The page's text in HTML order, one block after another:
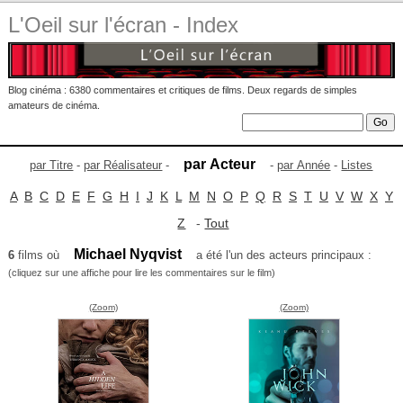
L'Oeil sur l'écran - Index
Blog cinéma : 6380 commentaires et critiques de films. Deux regards de simples
amateurs de cinéma.
par Titre -par Réalisateur - par Acteur -par Année - Listes
A B C D E F G H I J K L M N O P Q R S T U V W X Y
Z -Tout
6films où Michael Nyqvist a été l'un des acteurs principaux :
(cliquez sur une affiche pour lire les commentaires sur le film)
(Zoom) (Zoom)